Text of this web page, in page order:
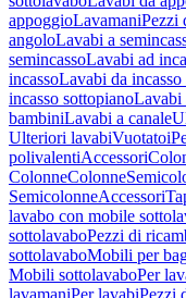
appoggioLavamaniPezzi
angoloLavabi a
semincassoLavabi ad
incassoLavabi da
incasso sottopianoLavabi
bambiniLavabi a canale
Ulteriori lavabiVuotatoi
polivalentiAccessori
ColonneColonne
SemicolonneAccessori
lavabo con mobile
sottolavaboPezzi di
sottolavaboMobili per
Mobili sottolavaboPer
lavamaniPer lavabiPezzi